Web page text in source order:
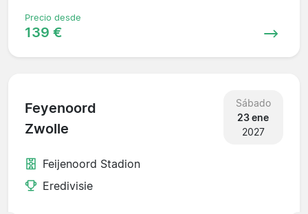
Precio desde
139 €
Feyenoord
Zwolle
Sábado
23 ene
2027
Feijenoord Stadion
Eredivisie